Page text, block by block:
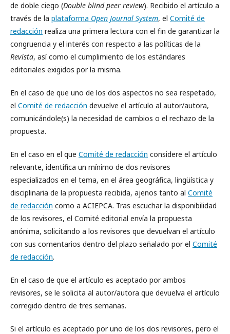
de doble ciego (Double blind peer review). Recibido el artículo a
través de la plataforma Open Journal System, el Comité de
redacción realiza una primera lectura con el fin de garantizar la
congruencia y el interés con respecto a las políticas de la
Revista, así como el cumplimiento de los estándares
editoriales exigidos por la misma.
En el caso de que uno de los dos aspectos no sea respetado,
el Comité de redacción devuelve el artículo al autor/autora,
comunicándole(s) la necesidad de cambios o el rechazo de la
propuesta.
En el caso en el que Comité de redacción considere el artículo
relevante, identifica un mínimo de dos revisores
especializados en el tema, en el área geográfica, lingüística y
disciplinaria de la propuesta recibida, ajenos tanto al Comité
de redacción como a ACIEPCA. Tras escuchar la disponibilidad
de los revisores, el Comité editorial envía la propuesta
anónima, solicitando a los revisores que devuelvan el artículo
con sus comentarios dentro del plazo señalado por el Comité
de redacción.
En el caso de que el artículo es aceptado por ambos
revisores, se le solicita al autor/autora que devuelva el artículo
corregido dentro de tres semanas.
Si el artículo es aceptado por uno de los dos revisores, pero el